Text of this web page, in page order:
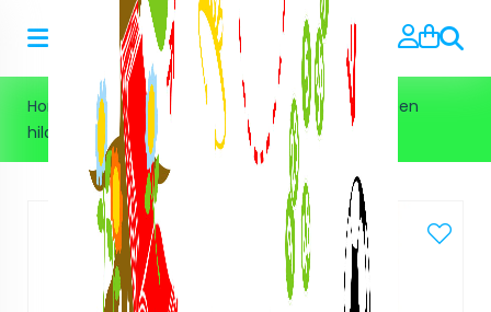
Home Feestjes volwassenen >10 spellen voor een
hilarisch vrijgezellenfeest